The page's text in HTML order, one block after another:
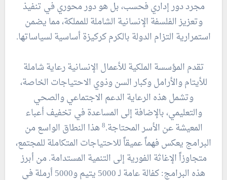
مجرد دور إداري فحسب، بل هو دور محوري في تنفيذ
وتعزيز الفلسفة الإنسانية الشاملة للمملكة، مما يضمن
استمرارية التزام الدولة بالكرم كركيزة أساسية لسياساتها.
تقدم المؤسسة الملكية للأعمال الإنسانية رعاية شاملة
للأيتام والأرامل وكبار السن وذوي الاحتياجات الخاصة،
وتشمل هذه الرعاية الدعم الاجتماعي والصحي
والتعليمي، بالإضافة إلى المساعدة في تخفيف أعباء
المعيشة عن الأسر المحتاجة.8 هذا النطاق الواسع من
البرامج يعكس فهماً عميقاً للاحتياجات المتكاملة للمجتمع،
متجاوزاً الإغاثة الفورية إلى التنمية المستدامة. من أبرز
هذه البرامج: كفالة عامة لـ 5000 يتيم و5000 أرملة في